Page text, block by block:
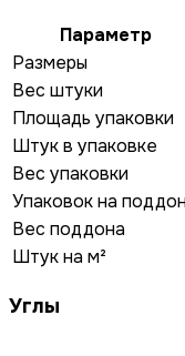
Параметр
Размеры
Вес штуки
Площадь упаковки
Штук в упаковке
Вес упаковки
Упаковок на
Вес поддона
Штук на м²
Углы